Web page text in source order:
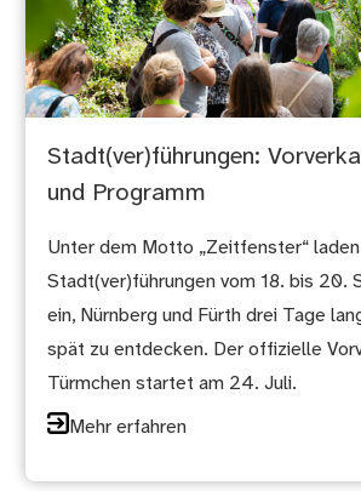
Stadt(ver)führungen:
und Programm
Unter dem Motto „Zeitfenster“
Stadt(ver)führungen vom 18. bis 20.
ein, Nürnberg und Fürth drei Tage
spät zu entdecken. Der offizielle
Türmchen startet am 24. Juli.
Mehr erfahren